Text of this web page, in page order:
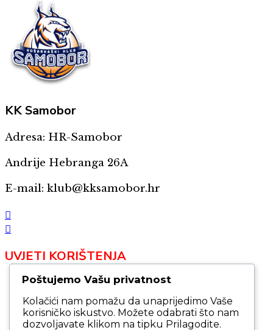
KKSamobor
Adresa: HR-Samobor
Andrije Hebranga 26A
E-mail: klub@kksamobor.hr
UVJETI KORIŠTENJA
Izjava o privatnosti
Izjava o ograničenju odgovornosti
Uvjeti korištenja
Zaštita osobnih podataka
Poštujemo Vašu privatnost
Kolačići nam pomažu da unaprijedimo Vaše
korisničko iskustvo. Možete odabrati što nam
dozvoljavate klikom na tipku Prilagodite.